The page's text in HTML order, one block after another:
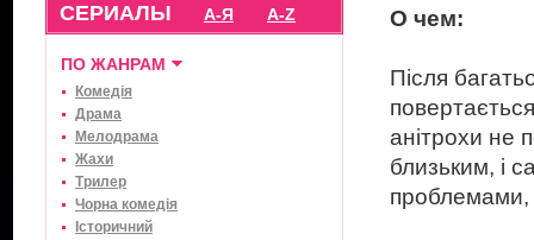
СЕРИАЛЫ A-Z
А-Я
ПО ЖАНРАМ
Комедія
Драма
Мелодрама
Жахи
Трилер
Чорна комедія
Історичний
О чем:
Після
анітрохи не
близьким, і
проблемами,